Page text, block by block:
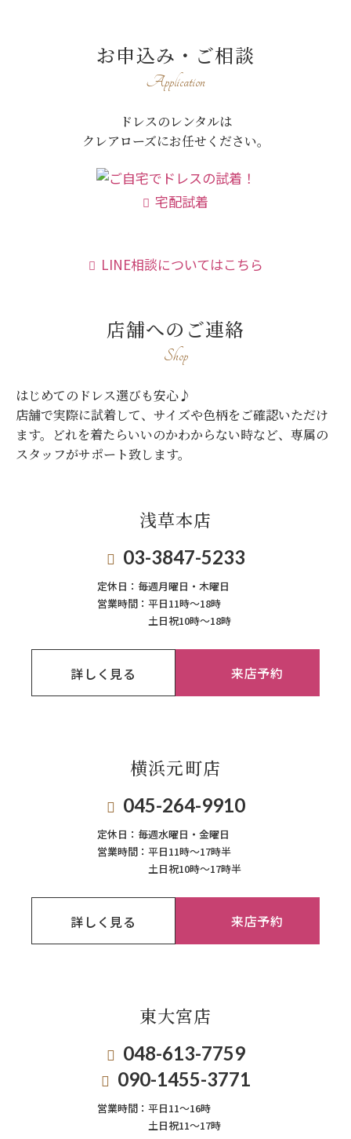
お申込み・ご相談
Application
ドレスのレンタルは
クレアローズにお任せください。
宅配試着
LINE相談についてはこちら
店舗へのご連絡
Shop
はじめてのドレス選びも安心♪
店舗で実際に試着して、サイズや色柄をご確認いただけ
ます。
どれを着たらいいのかわからない時など、専属の
スタッフがサポート致します。
浅草本店
03-3847-5233
定休日： 毎週月曜日・木曜日
営業時間： 平日11時～18時
土日祝10時～18時
詳しく見る 来店予約
横浜元町店
045-264-9910
定休日： 毎週⽔曜⽇‧⾦曜⽇
営業時間： 平日11時～17時半
土日祝10時～17時半
詳しく見る 来店予約
東大宮店
048-613-7759
090-1455-3771
営業時間： 平日11〜16時
土日祝11〜17時